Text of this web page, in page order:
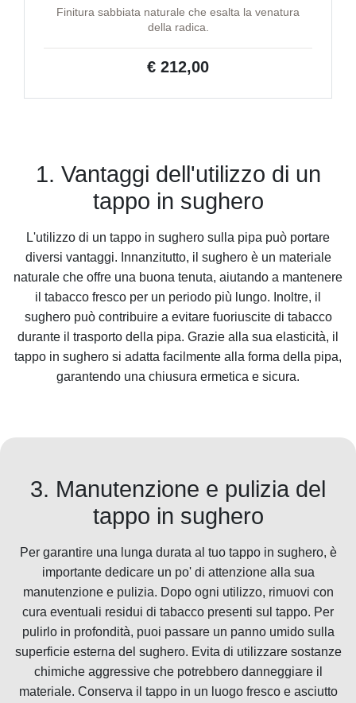
Finitura sabbiata naturale che esalta la venatura
della radica.
€ 212,00
1. Vantaggi dell'utilizzo di un
tappo in sughero
L'utilizzo di un tappo in sughero sulla pipa può portare
diversi vantaggi. Innanzitutto, il sughero è un materiale
naturale che offre una buona tenuta, aiutando a mantenere
il tabacco fresco per un periodo più lungo. Inoltre, il
sughero può contribuire a evitare fuoriuscite di tabacco
durante il trasporto della pipa. Grazie alla sua elasticità, il
tappo in sughero si adatta facilmente alla forma della pipa,
garantendo una chiusura ermetica e sicura.
3. Manutenzione e pulizia del
tappo in sughero
Per garantire una lunga durata al tuo tappo in sughero, è
importante dedicare un po' di attenzione alla sua
manutenzione e pulizia. Dopo ogni utilizzo, rimuovi con
cura eventuali residui di tabacco presenti sul tappo. Per
pulirlo in profondità, puoi passare un panno umido sulla
superficie esterna del sughero. Evita di utilizzare sostanze
chimiche aggressive che potrebbero danneggiare il
materiale. Conserva il tappo in un luogo fresco e asciutto